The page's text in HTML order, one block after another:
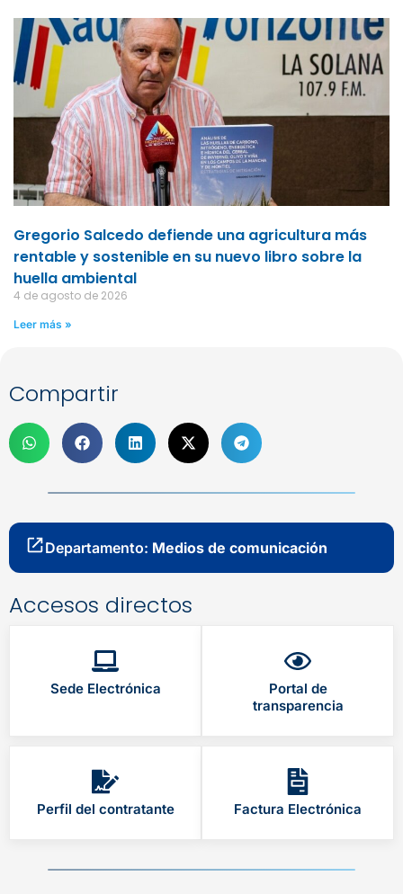
Gregorio Salcedo defiende una agricultura más
rentable y sostenible en su nuevo libro sobre la
huella ambiental
4 de agosto de 2026
Leer más »
Compartir
Departamento: Medios de comunicación
Accesos directos
Sede Electrónica
Portal de
transparencia
Perfil del contratante Factura Electrónica